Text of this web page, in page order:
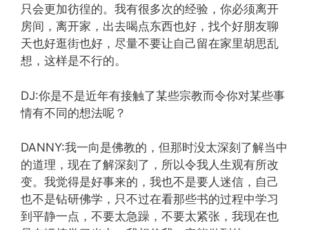
只会更加彷徨的。我有很多次的经验，你必须离开
房间，离开家，出去喝点东西也好，找个好朋友聊
天也好逛街也好，尽量不要让自己留在家里胡思乱
想，这样是不行的。
DJ:你是不是近年有接触了某些宗教而令你对某些事
情有不同的想法呢？
DANNY:我一向是佛教的，但那时没太深刻了解当中
的道理，现在了解深刻了，所以令我人生观有所改
变。我觉得是好事来的，我也不是要人迷信，自己
也不是钻研佛学，只不过在看那些书的过程中学习
到平静一点，不要太急躁，不要太紧张，我现在也